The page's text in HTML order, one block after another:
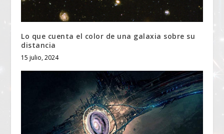
Lo que cuenta el color de una galaxia sobre su
distancia
15 julio, 2024